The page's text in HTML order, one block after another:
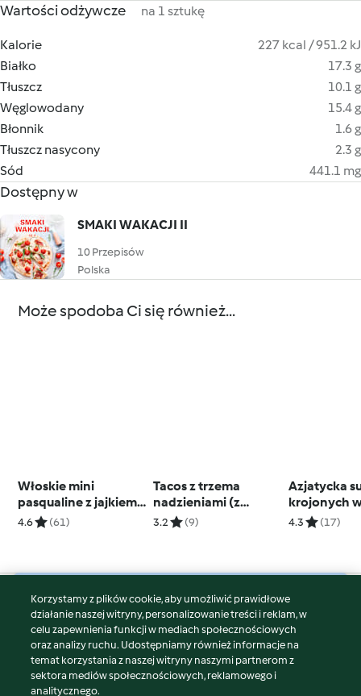
Wartości odżywcze na 1 sztukę
Kalorie
227 kcal / 951.2 kJ
Białko
17.3 g
Tłuszcz
10.1 g
Węglowodany
15.4 g
Błonnik
1.6 g
Tłuszcz nasycony
2.3 g
Sód
441.1 mg
Dostępny w
SMAKI WAKACJI II
10 Przepisów
Polska
Może spodoba Ci się również...
Włoskie mini
pasqualine z jajkiem
przepiórczym
4.6 (61)
Tacos z trzema
nadzieniami (z
kurczaka, z krewetek
3.2 (9)
Azjatycka
krojonych
(TM5)
4.3 (17)
© Copyright 2026
Warunki korzystania
Polityka prywatności
Disclaimer
Korzystamy z plików cookie, aby umożliwić prawidłowe
działanie naszej witryny, personalizowanie treści i reklam, w
celu zapewnienia funkcji w mediach społecznościowych
oraz analizy ruchu. Udostępniamy również informacje na
temat korzystania z naszej witryny naszymi partnerom z
sektora mediów społecznościowych, reklamowego i
analitycznego.